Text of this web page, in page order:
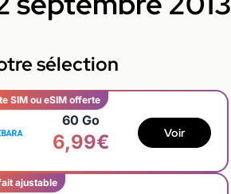
sélection
SIM ou eSIM offerte
60 Go
6,99€ Voir
ajustable